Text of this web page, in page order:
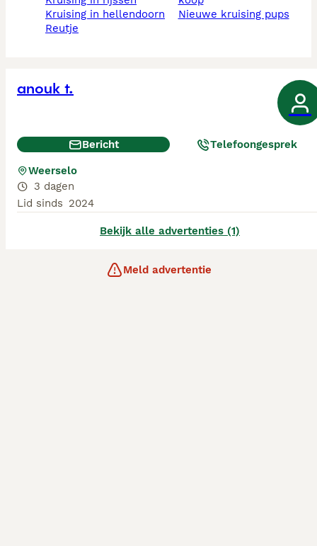
kruising in hellendoorn
reutje
nieuwe kruising pups
anouk t.
Bericht Telefoongesprek
Weerselo
3 dagen
Lid sinds 2024
Bekijk alle advertenties (1)
Meld advertentie